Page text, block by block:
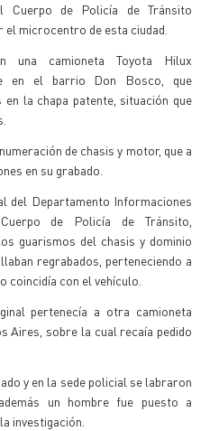
Cuerpo de Policía de Tránsito
microcentro de esta ciudad.
una camioneta Toyota Hilux
en el barrio Don Bosco, que
la chapa patente, situación que
de chasis y motor, que a
en su grabado.
del Departamento Informaciones
de Policía de Tránsito,
guarismos del chasis y dominio
regrabados, perteneciendo a
coincidía con el vehículo.
pertenecía a otra camioneta
Aires, sobre la cual recaía pedido
y en la sede policial se labraron
un hombre fue puesto a
investigación.